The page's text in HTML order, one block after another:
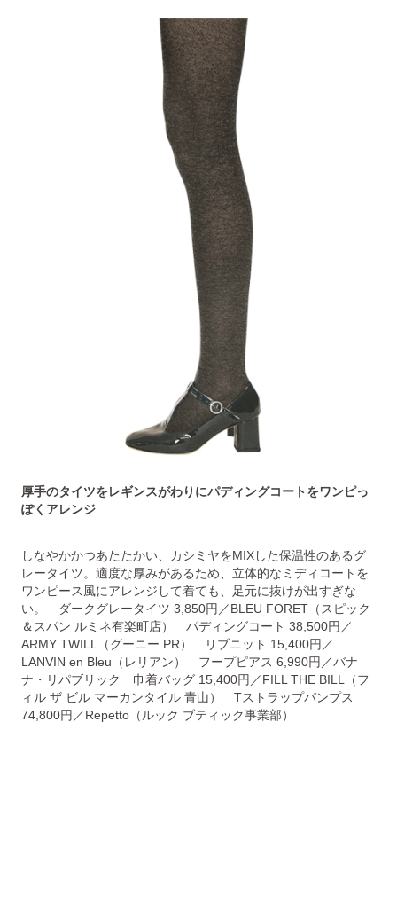
厚手のタイツをレギンスがわりにパディングコートをワンピっ
ぽくアレンジ
しなやかかつあたたかい、カシミヤをMIXした保温性のあるグ
レータイツ。適度な厚みがあるため、立体的なミディコートを
ワンピース風にアレンジして着ても、足元に抜けが出すぎな
い。 ダークグレータイツ 3,850円／BLEU FORET（スピック
＆スパン ルミネ有楽町店） パディングコート 38,500円／
ARMY TWILL（グーニー PR） リブニット 15,400円／
LANVIN en Bleu（レリアン） フープピアス 6,990円／バナ
ナ・リパブリック 巾着バッグ 15,400円／FILL THE BILL（フ
ィル ザ ビル マーカンタイル 青山） Tストラップパンプス
74,800円／Repetto（ルック ブティック事業部）